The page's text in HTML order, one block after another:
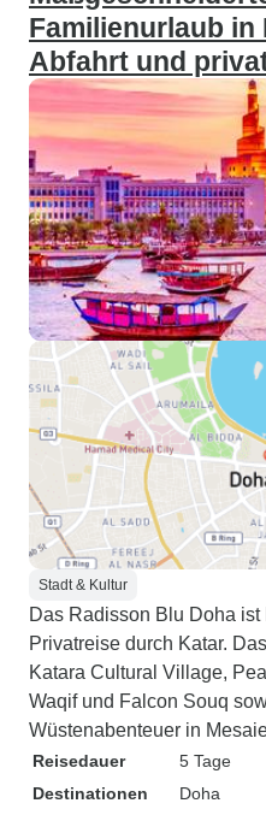
Familienurlaub in
Abfahrt und
Stadt & Kultur
Das Radisson Blu Doha
Privatreise durch Katar.
Katara Cultural Village,
Waqif und Falcon Souq
Wüstenabenteuer in
Reisedauer
5 Tage
Destinationen
Doha